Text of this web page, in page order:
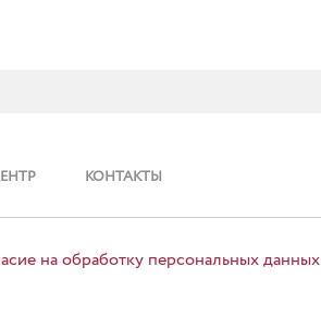
КОНТАКТЫ
на обработку персональных данных